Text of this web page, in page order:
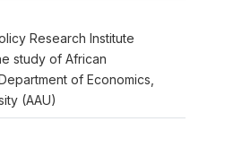
Research Institute
study of African
of Economics,
(AAU)